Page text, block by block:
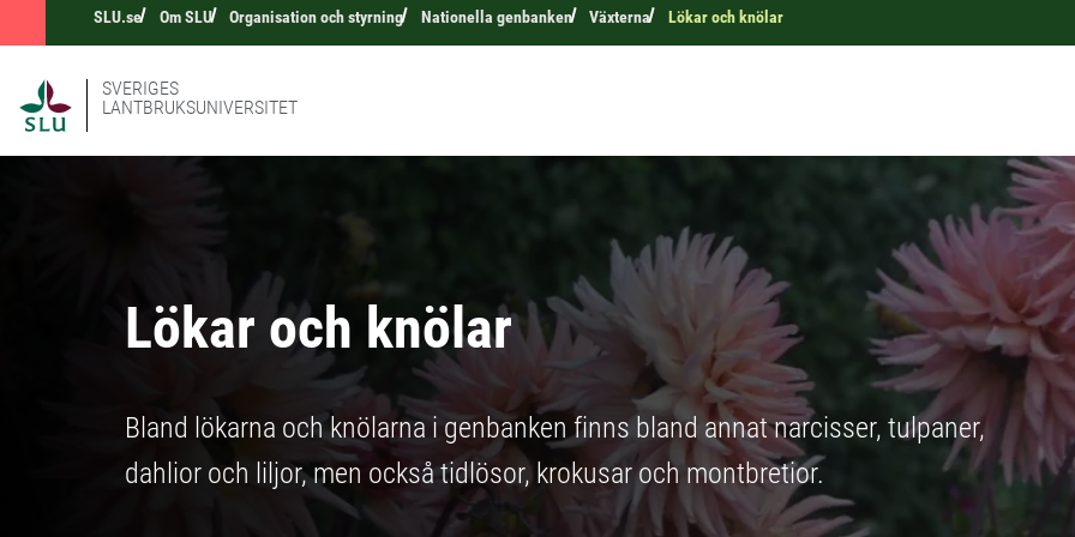
SLU.se Om SLU Organisation och styrning Nationella genbanken Växterna Lökar och knölar
SVERIGES
LANTBRUKSUNIVERSITET
Lökar och knölar
Bland lökarna och knölarna i genbanken finns bland annat narcisser, tulpaner,
dahlior och liljor, men också tidlösor, krokusar och montbretior.